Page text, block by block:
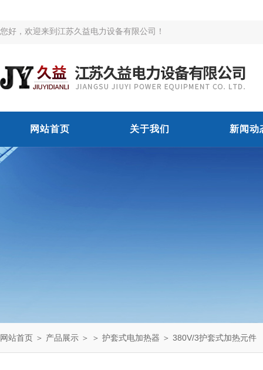
您好，欢迎来到江苏久益电力设备有限公司！
网站首页 关于我们 新闻动
网站首页 ＞ 产品展示 ＞ ＞ 护套式电加热器 ＞ 380V/3护套式加热元件